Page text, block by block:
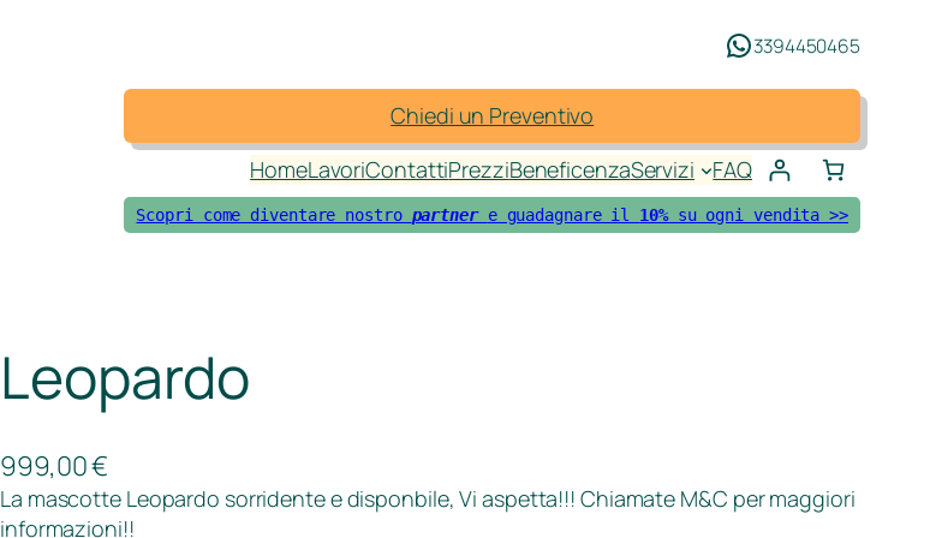
3394450465
Chiedi un Preventivo
HomeLavoriContattiPrezziBeneficenzaServizi FAQ
Scopri come diventare nostro partner e guadagnare il 10% su ogni vendita >>
Leopardo
999,00€
La mascotte Leopardo sorridente e disponbile, Vi aspetta!!! Chiamate M&C per maggiori
informazioni!!